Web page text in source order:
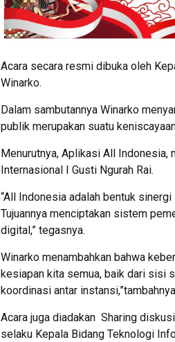
Acara secara resmi dibuka oleh
Winarko.
Dalam sambutannya Winarko
publik merupakan suatu
Menurutnya, Aplikasi All Indonesia,
Internasional I Gusti Ngurah Rai.
“All Indonesia adalah bentuk sinergi
Tujuannya menciptakan sistem
digital,” tegasnya.
Winarko menambahkan bahwa
kesiapan kita semua, baik dari sisi
koordinasi antar
Acara juga diadakan Sharing
selaku Kepala Bidang Teknologi